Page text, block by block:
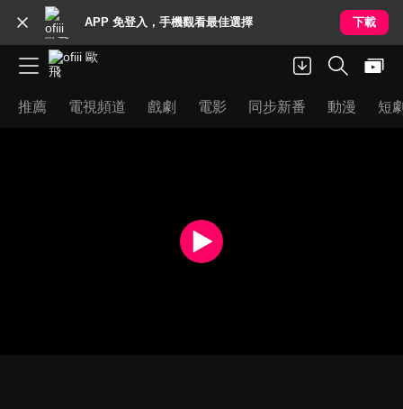
APP 免登入，手機觀看最佳選擇 下載
推薦 電視頻道 戲劇 電影 同步新番 動漫 短